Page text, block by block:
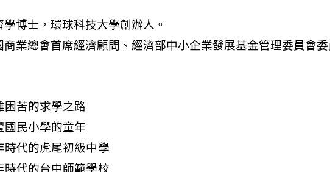
苦的求學之路
民小學的童年
代的虎尾初級中學
代的台中師範學校